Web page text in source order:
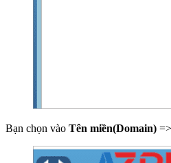
Bạn chọn vào Tên miền(Domain)